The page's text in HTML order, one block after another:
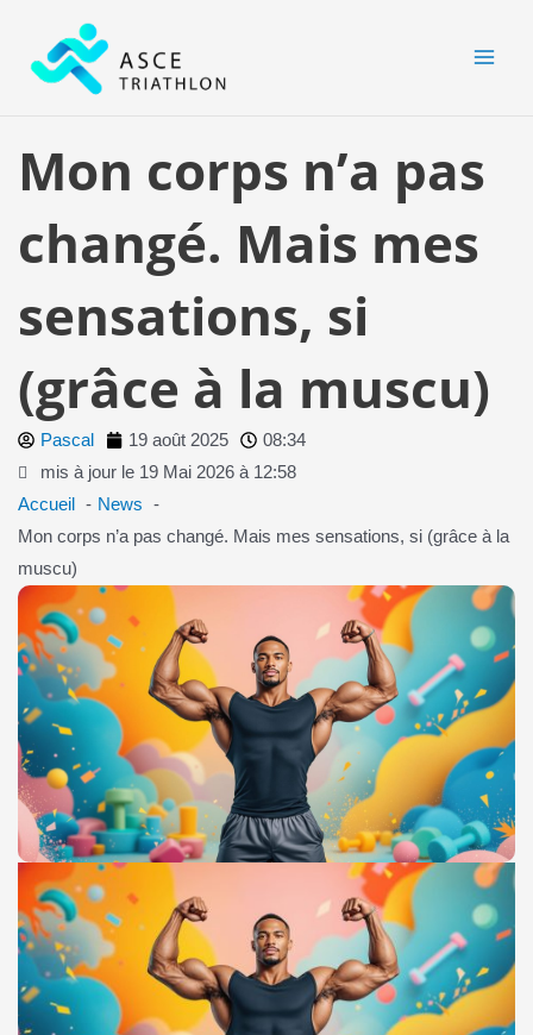
contenu
Mon corps n’a pas
changé. Mais mes
sensations, si
(grâce à la muscu)
Pascal 19 août 2025
08:34
mis à jour le 19 Mai 2026 à 12:58
Accueil
News
Mon corps n’a pas changé. Mais mes sensations, si (grâce à la
muscu)